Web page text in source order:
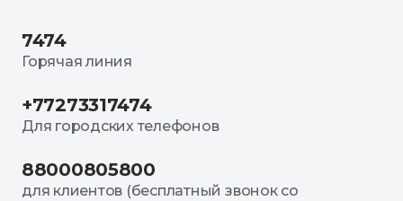
7474
Горячая линия
+77273317474
Для городских телефонов
88000805800
для клиентов (бесплатный звонок со